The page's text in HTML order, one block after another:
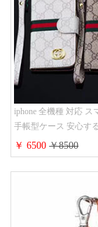
iphone 全機種 対応 ス
手帳型ケース 安心す
16/16promaxスマホケ
人 レディース メンズ
￥ 6500￥8500